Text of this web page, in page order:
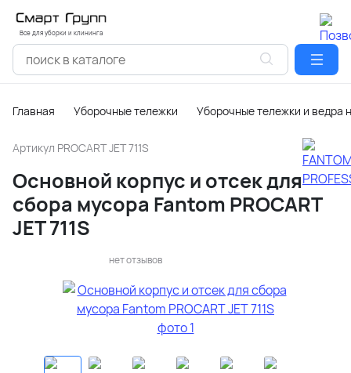
Все для уборки и клининга
Главная Уборочные тележки Уборочные тележки и ведра
Артикул PROCART JET 711S
Основной корпус и отсек для
сбора мусора Fantom PROCART
JET 711S
нет отзывов